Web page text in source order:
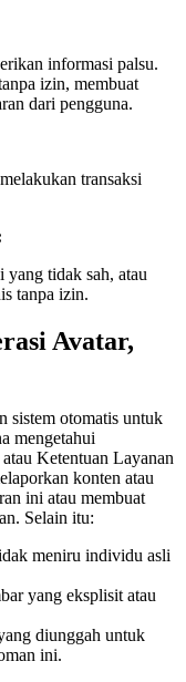
informasi palsu.
izin, membuat
dari pengguna.
transaksi
tidak sah, atau
tanpa izin.
Avatar,
sistem otomatis untuk
mengetahui
Ketentuan Layanan
konten atau
ini atau membuat
Selain itu:
meniru individu asli
yang eksplisit atau
diunggah untuk
ini.